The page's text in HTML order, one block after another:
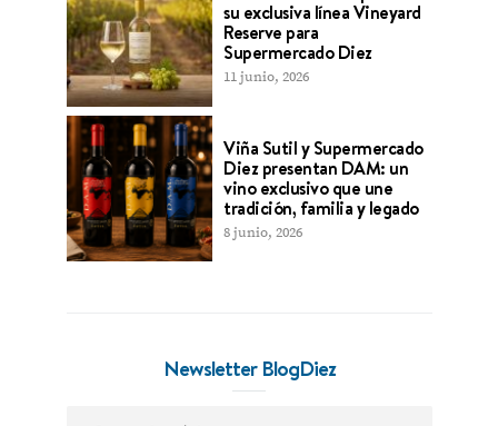
su exclusiva línea Vineyard
Reserve para
Supermercado Diez
11 junio, 2026
Viña Sutil y Supermercado
Diez presentan DAM: un
vino exclusivo que une
tradición, familia y legado
8 junio, 2026
Newsletter BlogDiez